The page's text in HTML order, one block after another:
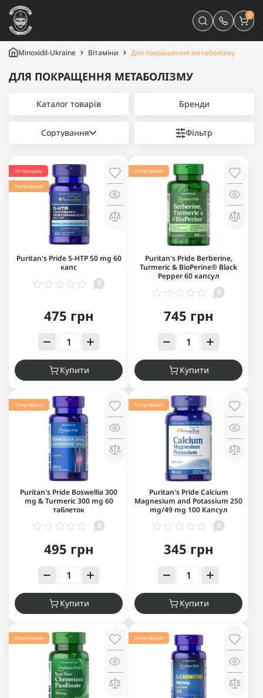
0
Minoxidil-Ukraine Вітаміни Для покращення метаболізму
ДЛЯ ПОКРАЩЕННЯ МЕТАБОЛІЗМУ
Каталог товарів Бренди
Сортування Фільтр
Хіт продажу
Популярний
Puritan's Pride 5-HTP 50 mg 60
капс
0
475 грн
Купити
Популярний
Puritan's Pride Berberine,
Turmeric & BioPerine® Black
Pepper 60 капсул
0
745 грн
Купити
Популярний
Puritan's Pride Boswellia 300
mg & Turmeric 300 mg 60
таблеток
0
495 грн
Купити
Популярний
Puritan's Pride Calcium
Magnesium and Potassium 250
mg/49 mg 100 Капсул
0
345 грн
Купити
Популярний Популярний